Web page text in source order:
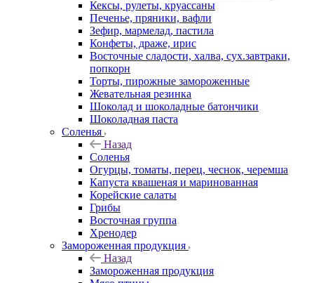
Кексы, рулеты, круассаны
Печенье, пряники, вафли
Зефир, мармелад, пастила
Конфеты, драже, ирис
Восточные сладости, халва, сух.завтраки,
попкорн
Торты, пирожные замороженные
Жевательная резинка
Шоколад и шоколадные батончики
Шоколадная паста
Соленья
Назад
Соленья
Огурцы, томаты, перец, чеснок, черемша
Капуста квашеная и маринованная
Корейские салаты
Грибы
Восточная группа
Хренодер
Замороженная продукция
Назад
Замороженная продукция